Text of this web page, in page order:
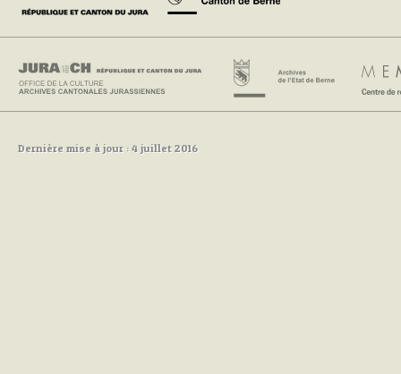
Dernière mise à jour : 4 juillet 2016